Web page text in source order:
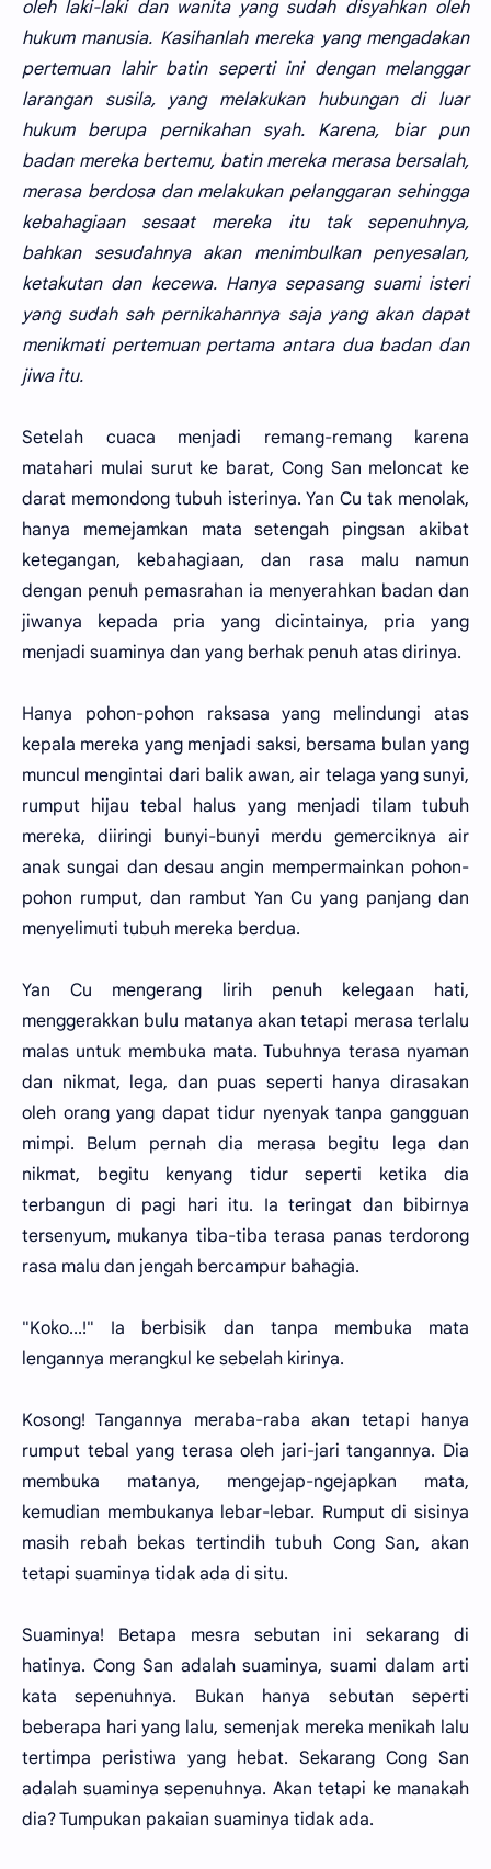
oleh laki-laki dan wanita yang sudah disyahkan oleh
hukum manusia. Kasihanlah mereka yang mengadakan
pertemuan lahir batin seperti ini dengan melanggar
larangan susila, yang melakukan hubungan di luar
hukum berupa pernikahan syah. Karena, biar pun
badan mereka bertemu, batin mereka merasa bersalah,
merasa berdosa dan melakukan pelanggaran sehingga
kebahagiaan sesaat mereka itu tak sepenuhnya,
bahkan sesudahnya akan menimbulkan penyesalan,
ketakutan dan kecewa. Hanya sepasang suami isteri
yang sudah sah pernikahannya saja yang akan dapat
menikmati pertemuan pertama antara dua badan dan
jiwa itu.
Setelah cuaca menjadi remang-remang karena
matahari mulai surut ke barat, Cong San meloncat ke
darat memondong tubuh isterinya. Yan Cu tak menolak,
hanya memejamkan mata setengah pingsan akibat
ketegangan, kebahagiaan, dan rasa malu namun
dengan penuh pemasrahan ia menyerahkan badan dan
jiwanya kepada pria yang dicintainya, pria yang
menjadi suaminya dan yang berhak penuh atas dirinya.
Hanya pohon-pohon raksasa yang melindungi atas
kepala mereka yang menjadi saksi, bersama bulan yang
muncul mengintai dari balik awan, air telaga yang sunyi,
rumput hijau tebal halus yang menjadi tilam tubuh
mereka, diiringi bunyi-bunyi merdu gemerciknya air
anak sungai dan desau angin mempermainkan pohon-
pohon rumput, dan rambut Yan Cu yang panjang dan
menyelimuti tubuh mereka berdua.
Yan Cu mengerang lirih penuh kelegaan hati,
menggerakkan bulu matanya akan tetapi merasa terlalu
malas untuk membuka mata. Tubuhnya terasa nyaman
dan nikmat, lega, dan puas seperti hanya dirasakan
oleh orang yang dapat tidur nyenyak tanpa gangguan
mimpi. Belum pernah dia merasa begitu lega dan
nikmat, begitu kenyang tidur seperti ketika dia
terbangun di pagi hari itu. Ia teringat dan bibirnya
tersenyum, mukanya tiba-tiba terasa panas terdorong
rasa malu dan jengah bercampur bahagia.
"Koko...!" Ia berbisik dan tanpa membuka mata
lengannya merangkul ke sebelah kirinya.
Kosong! Tangannya meraba-raba akan tetapi hanya
rumput tebal yang terasa oleh jari-jari tangannya. Dia
membuka matanya, mengejap-ngejapkan mata,
kemudian membukanya lebar-lebar. Rumput di sisinya
masih rebah bekas tertindih tubuh Cong San, akan
tetapi suaminya tidak ada di situ.
Suaminya! Betapa mesra sebutan ini sekarang di
hatinya. Cong San adalah suaminya, suami dalam arti
kata sepenuhnya. Bukan hanya sebutan seperti
beberapa hari yang lalu, semenjak mereka menikah lalu
tertimpa peristiwa yang hebat. Sekarang Cong San
adalah suaminya sepenuhnya. Akan tetapi ke manakah
dia? Tumpukan pakaian suaminya tidak ada.